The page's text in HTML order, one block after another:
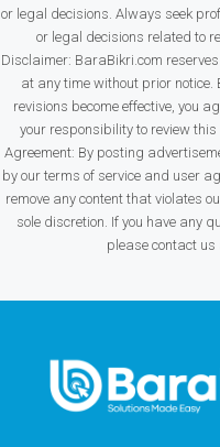
or legal decisions. Always seek
or legal decisions related to
Disclaimer: BaraBikri.com
at any time without prior notice.
revisions become effective, you
your responsibility to review
Agreement: By posting
by our terms of service and user
remove any content that violates
sole discretion. If you have any
please contact